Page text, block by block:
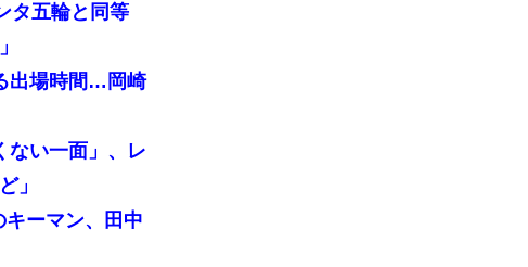
タ五輪と同等
出場時間…岡崎
ない一面」、レ
」
キーマン、田中